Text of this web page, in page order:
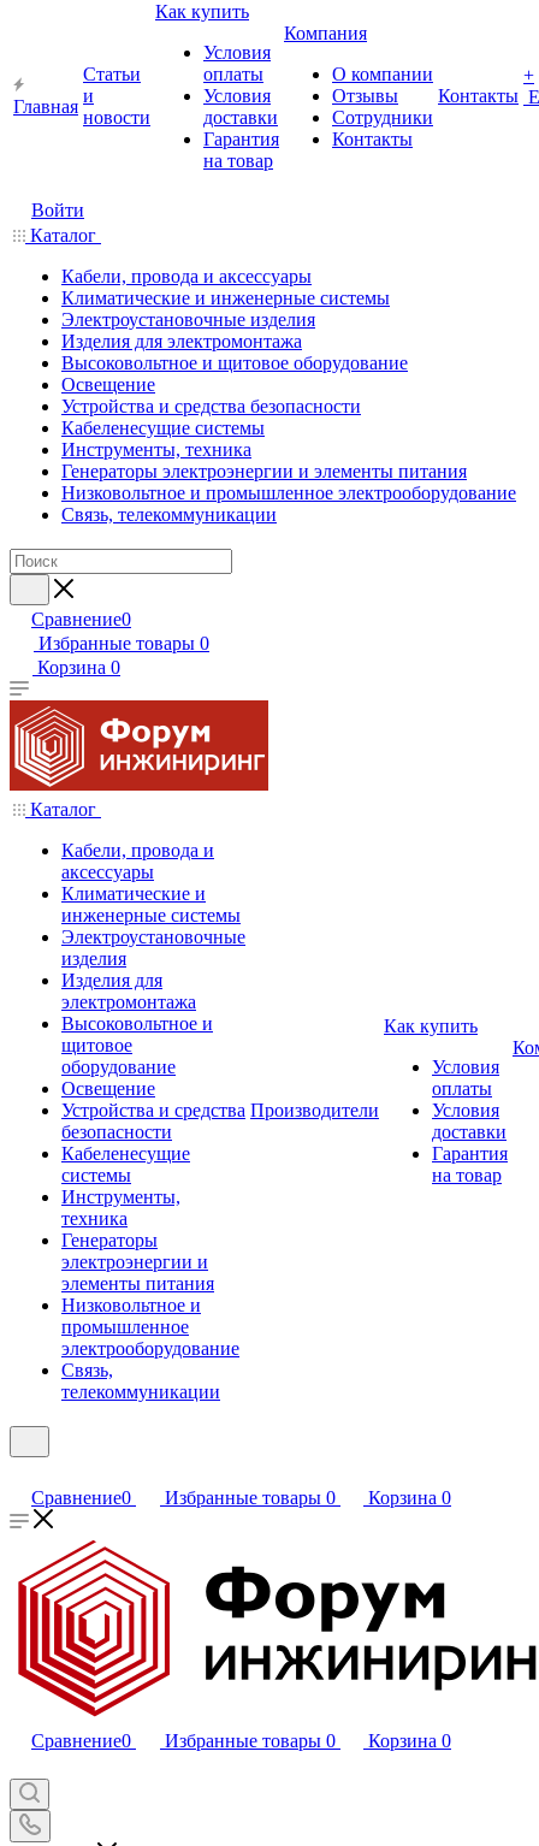
Главная
Статьи
и
новости
Как купить
Условия
оплаты
Условия
доставки
Гарантия
на товар
Компания
О компании
Отзывы
Сотрудники
Контакты
Контакты
+
Войти
Каталог
Кабели, провода и аксессуары
Климатические и инженерные системы
Электроустановочные изделия
Изделия для электромонтажа
Высоковольтное и щитовое оборудование
Освещение
Устройства и средства безопасности
Кабеленесущие системы
Инструменты, техника
Генераторы электроэнергии и элементы питания
Низковольтное и промышленное электрооборудование
Связь, телекоммуникации
Сравнение0
Избранные товары 0
Корзина 0
Каталог
Кабели, провода и
аксессуары
Климатические и
инженерные системы
Электроустановочные
изделия
Изделия для
электромонтажа
Высоковольтное и
щитовое
оборудование
Освещение
Устройства и средства
безопасности
Кабеленесущие
системы
Инструменты,
техника
Генераторы
электроэнергии и
элементы питания
Низковольтное и
промышленное
электрооборудование
Связь,
телекоммуникации
Производители
Как купить
Условия
оплаты
Условия
доставки
Гарантия
на товар
Сравнение0 Избранные товары 0 Корзина 0
Сравнение0 Избранные товары 0 Корзина 0